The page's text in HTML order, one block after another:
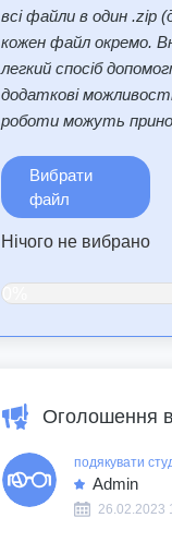
всі файли в один .zip
кожен файл окремо.
легкий спосіб
додаткові
роботи можуть
Вибрати
файл
Нічого не вибрано
0%
Оголошення
Admin
26.02.2023